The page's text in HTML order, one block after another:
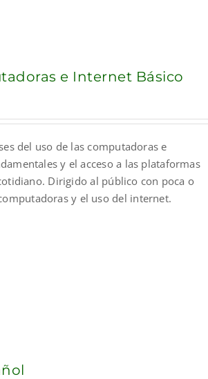
e Internet Básico
del uso de las computadoras e
y el acceso a las plataformas
Dirigido al público con poca o
y el uso del internet.